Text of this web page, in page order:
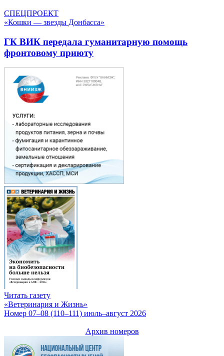
СПЕЦПРОЕКТ
«Кошки — звезды Донбасса»
ГК ВИК передала гуманитарную помощь
фронтовому приюту
Читать газету
«Ветеринария и Жизнь»
Номер 07–08 (110–111) июль–август 2026
Архив номеров